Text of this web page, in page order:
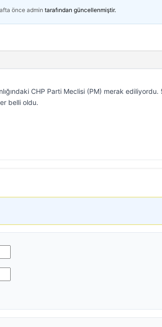
önceadmin tarafından güncellenmiştir.
CHP Parti Meclisi (PM) merak
belli oldu.